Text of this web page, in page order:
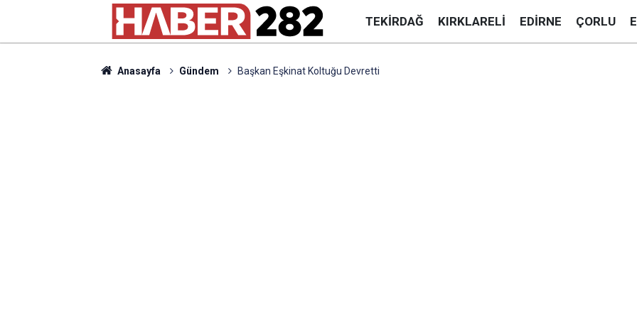
TEKIRDAĞ KIRKLARELI EDIRNE ÇORLU
Anasayfa Gündem Başkan Eşkinat Koltuğu Devretti